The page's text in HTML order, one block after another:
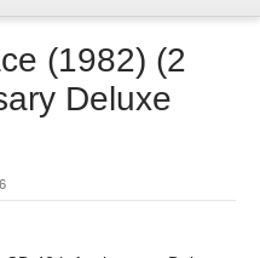
(1982) (2
Deluxe